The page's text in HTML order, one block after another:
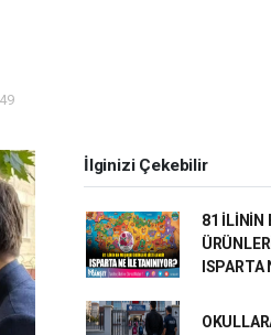
İlginizi Çekebilir
81 İLİNİN
ISPARTA